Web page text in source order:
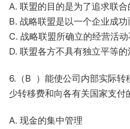
A. 联盟的目的是为了追求联
B. 战略联盟是以一个企业成
C. 战略联盟所确立的经营活
D. 联盟各方不具有独立平等
6.（B ）能使公司内部实际转
少转移费和向各有关国家支付
A. 现金的集中管理